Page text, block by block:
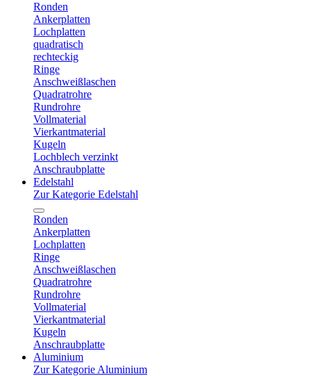
Ronden
Ankerplatten
Lochplatten
quadratisch
rechteckig
Ringe
Anschweißlaschen
Quadratrohre
Rundrohre
Vollmaterial
Vierkantmaterial
Kugeln
Lochblech verzinkt
Anschraubplatte
Edelstahl
Zur Kategorie Edelstahl
Ronden
Ankerplatten
Lochplatten
Ringe
Anschweißlaschen
Quadratrohre
Rundrohre
Vollmaterial
Vierkantmaterial
Kugeln
Anschraubplatte
Aluminium
Zur Kategorie Aluminium